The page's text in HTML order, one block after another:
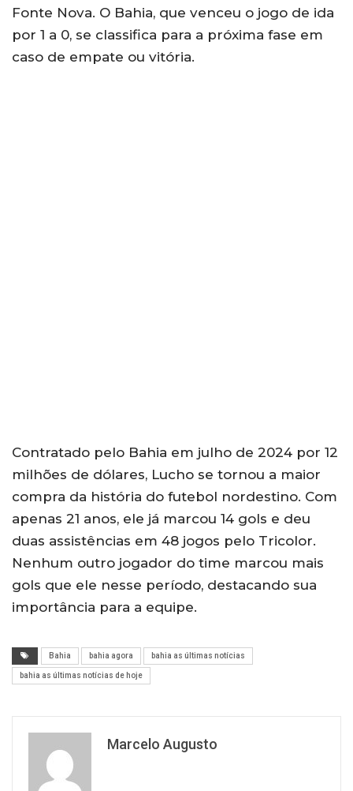
Fonte Nova. O Bahia, que venceu o jogo de ida
por 1 a 0, se classifica para a próxima fase em
caso de empate ou vitória.
Contratado pelo Bahia em julho de 2024 por 12
milhões de dólares, Lucho se tornou a maior
compra da história do futebol nordestino. Com
apenas 21 anos, ele já marcou 14 gols e deu
duas assistências em 48 jogos pelo Tricolor.
Nenhum outro jogador do time marcou mais
gols que ele nesse período, destacando sua
importância para a equipe.
Bahia bahia agora bahia as últimas notícias
bahia as últimas notícias de hoje
Marcelo Augusto